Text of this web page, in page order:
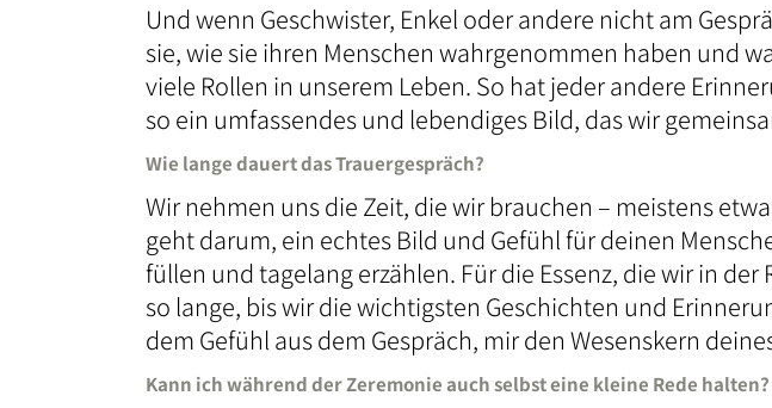
Und wenn Geschwister, Enkel oder andere nicht am
sie, wie sie ihren Menschen wahrgenommen haben und
viele Rollen in unserem Leben. So hat jeder andere
so ein umfassendes und lebendiges Bild, das wir
Wie lange dauert das Trauergespräch?
Wir nehmen uns die Zeit, die wir brauchen – meistens
geht darum, ein echtes Bild und Gefühl für deinen
füllen und tagelang erzählen. Für die Essenz, die wir in
so lange, bis wir die wichtigsten Geschichten und
dem Gefühl aus dem Gespräch, mir den Wesenskern
Kann ich während der Zeremonie auch selbst eine kleine Rede halten?